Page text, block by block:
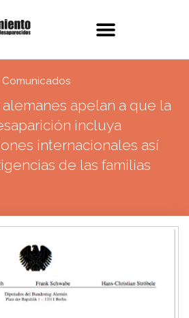
Comunicados
apelan a que la
incluya
internacionales así
de las familias